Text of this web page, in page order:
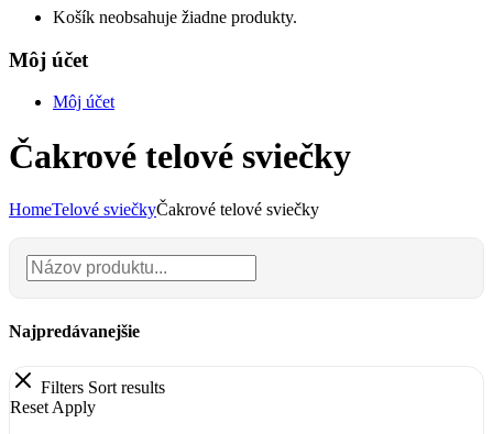
Košík neobsahuje žiadne produkty.
Môj účet
Môj účet
Čakrové telové sviečky
HomeTelové sviečkyČakrové telové sviečky
Najpredávanejšie
Filters Sort results
Reset Apply